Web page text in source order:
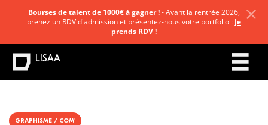
GRAPHISME / COM'
Bourses de talent de 1000€ à gagner !- Avant la rentrée 2026,
prenez un RDV d'admission et présentez-nous votre portfolio : Je
prends RDV!
LISAA